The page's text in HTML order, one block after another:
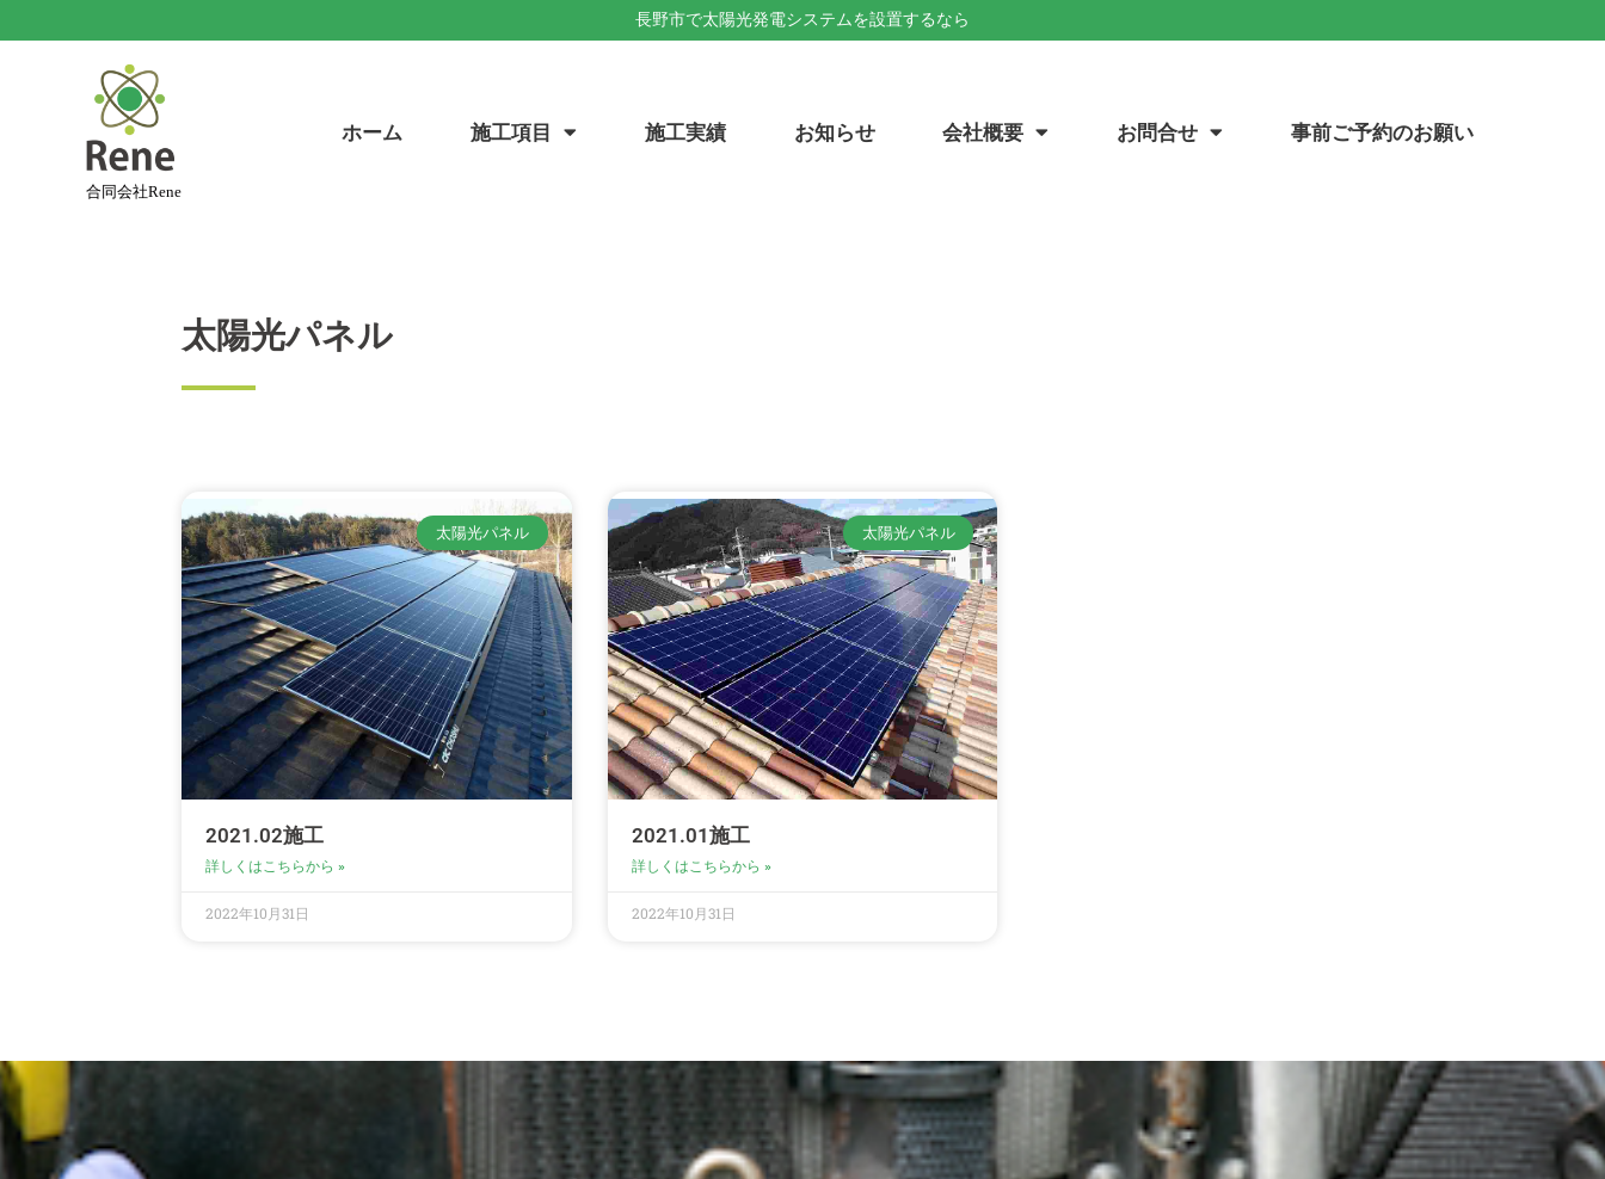
長野市で太陽光発電システムを設置するなら
合同会社Rene
ホーム 施工項目 施工実績 お知らせ 会社概要 お問合せ 事前ご予約のお願い
太陽光パネル
太陽光パネル
2021.02施工
詳しくはこちらから »
2022年10月31日
太陽光パネル
2021.01施工
詳しくはこちらから »
2022年10月31日